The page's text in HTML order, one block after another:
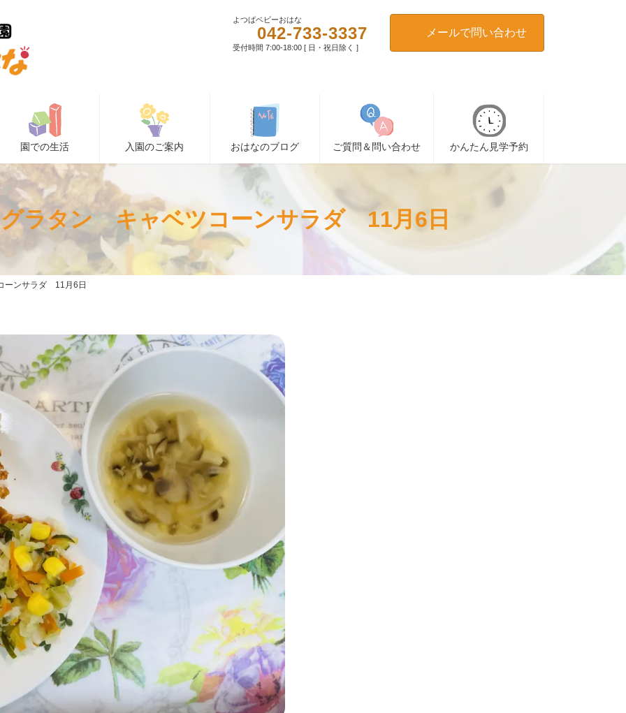
よつばベビーおはな
042-733-3337
受付時間 7:00-18:00 [ 日・祝日除く ]
メールで問い合わせ
園での生活 入園のご案内 おはなのブログ ご質問＆問い合わせ かんたん見学予約
ラタン キャベツコーンサラダ 11月6日
ーンサラダ 11月6日